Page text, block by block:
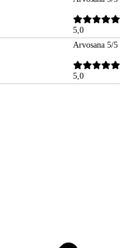
5,0
Arvosana 5/5
5,0